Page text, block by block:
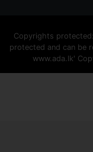
Copyrights
protected and can be
www.ada.lk'